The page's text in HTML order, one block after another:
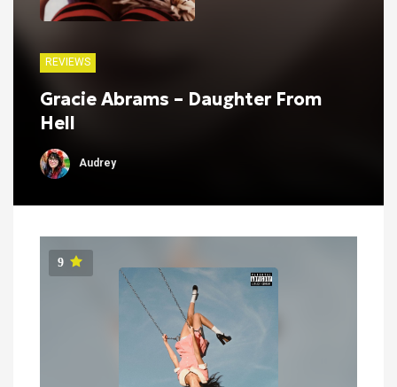
REVIEWS
Gracie Abrams – Daughter From
Hell
Audrey
9